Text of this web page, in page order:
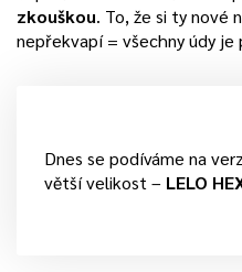
zkouškou. To, že si ty nové
nepřekvapí = všechny údy
Dnes se podíváme na
větší velikost – LELO